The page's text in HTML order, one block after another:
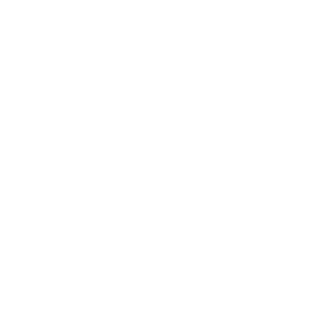
Ziyaret
Bu tür
Örneğin,
İnternet
ziyaretçilerin
işleyiş
Ziyaretçi
Ziyaretçinin
tür
Ziyaretçilere